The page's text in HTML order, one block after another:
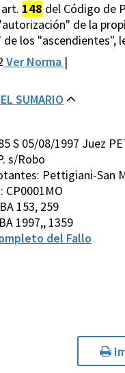
148 del Código de
de la
de los
Ver Norma |
SUMARIO
S 05/08/1997 Juez
s/Robo
Pettigiani-San
CP0001MO
153, 259
1997,, 1359
del Fallo